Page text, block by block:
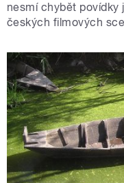
nesmí chybět povídky
českých filmových